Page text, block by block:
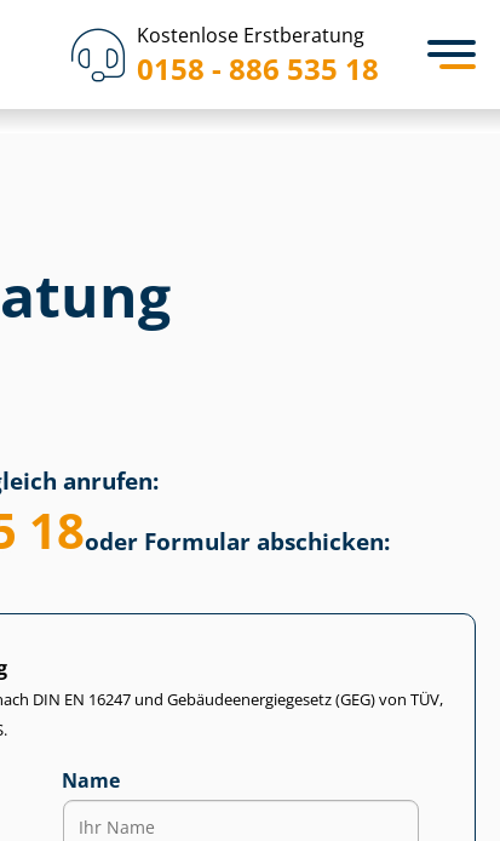
Kostenlose Erstberatung
0158 - 886 535 18
anrufen:
18oder Formular abschicken:
DIN EN 16247 und Ge­bäu­de­en­er­gie­ge­setz (GEG) von TÜV,
Name